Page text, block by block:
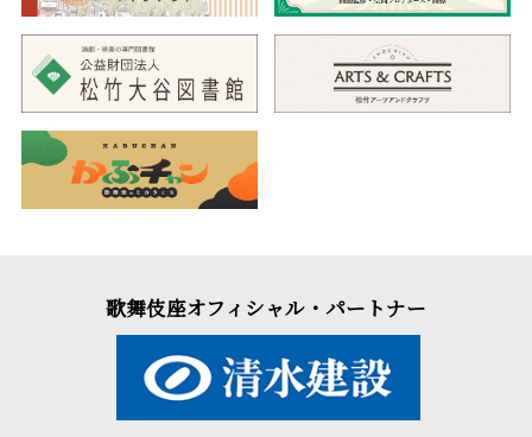
歌舞伎座オフィシャル・パートナー